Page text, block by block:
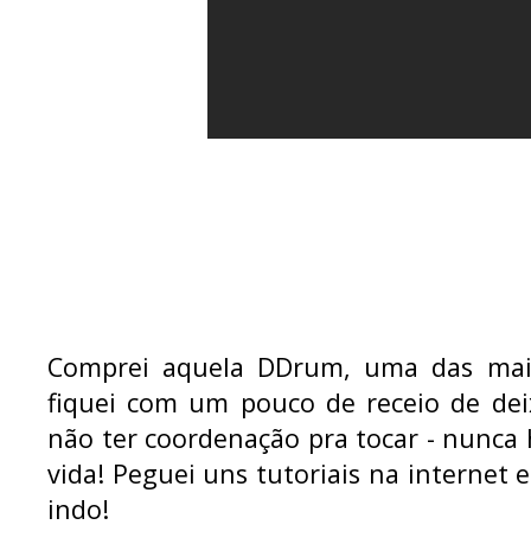
Comprei aquela DDrum, uma das
fiquei com um pouco de receio de
não ter coordenação pra tocar -
vida! Peguei uns tutoriais na internet
indo!